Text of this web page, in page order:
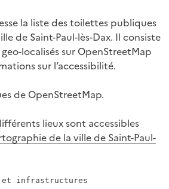
la liste des toilettes publiques
de Saint-Paul-lès-Dax. Il consiste
localisés sur OpenStreetMap
sur l’accessibilité.
de OpenStreetMap.
lieux sont accessibles
de la ville de Saint-Paul-
et infrastructures